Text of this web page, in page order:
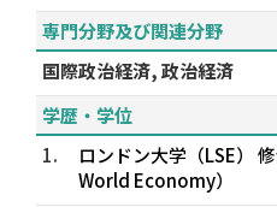
専門分野及び関連分野
国際政治経済, 政治経済
学歴・学位
1.
ロンドン大学（LSE）
World Economy）